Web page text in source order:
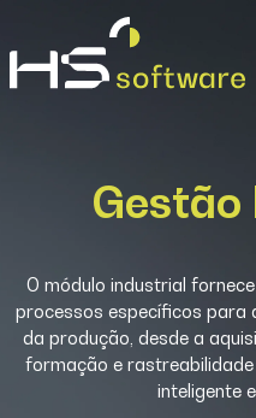
Gestão
O módulo industrial
processos específicos para
da produção, desde a
formação e
inteligente